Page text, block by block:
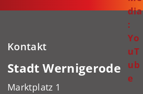
dia
:
Yo
uT
ub
e
Kontakt
Stadt Wernigerode
Marktplatz 1